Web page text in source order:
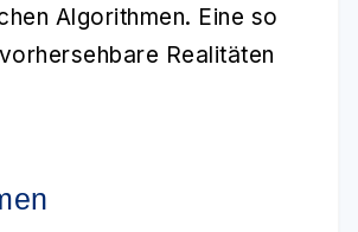
Algorithmen. Eine so
Realitäten